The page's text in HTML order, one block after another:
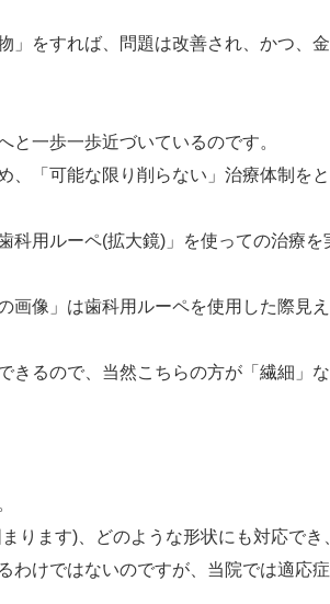
」をすれば、問題は改善され、かつ
と一歩一歩近づいているのです。
「可能な限り削らない」治療体制を
用ルーペ(拡大鏡)」を使っての治療を
画像」は歯科用ルーペを使用した際見
きるので、当然こちらの方が「 繊細 」
ります)、どのような形状にも対応で
けではないのですが、当院では適応